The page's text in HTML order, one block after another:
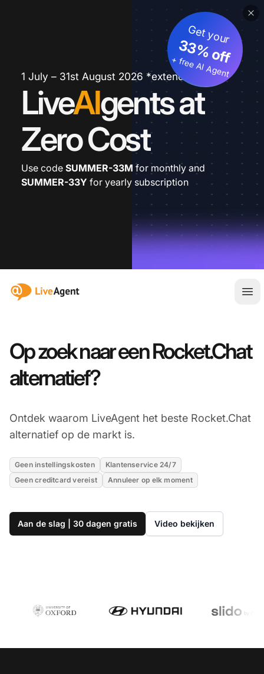
1 July – 31st August 2026 *extended
LiveAIgents at
Zero Cost
Get your
33% off
+ free AI Agent
Use code SUMMER-33M for monthly and
SUMMER-33Y for yearly subscription
:site.title
Op zoek naar een Rocket.Chat
alternatief?
Ontdek waarom LiveAgent het beste Rocket.Chat
alternatief op de markt is.
Geen instellingskosten
Klantenservice 24/7
Geen creditcard vereist
Annuleer op elk moment
Aan de slag | 30 dagen gratis Video bekijken